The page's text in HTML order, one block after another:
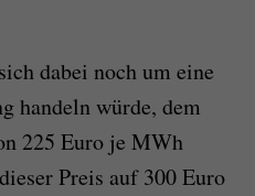
dabei noch um eine
handeln würde, dem
225 Euro je MWh
Preis auf 300 Euro